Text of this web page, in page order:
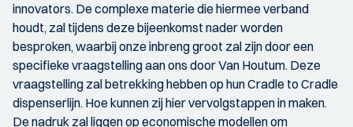
innovators. De complexe materie die hiermee verband
houdt, zal tijdens deze bijeenkomst nader worden
besproken, waarbij onze inbreng groot zal zijn door een
specifieke vraagstelling aan ons door Van Houtum. Deze
vraagstelling zal betrekking hebben op hun Cradle to Cradle
dispenserlijn. Hoe kunnen zij hier vervolgstappen in maken.
De nadruk zal liggen op economische modellen om